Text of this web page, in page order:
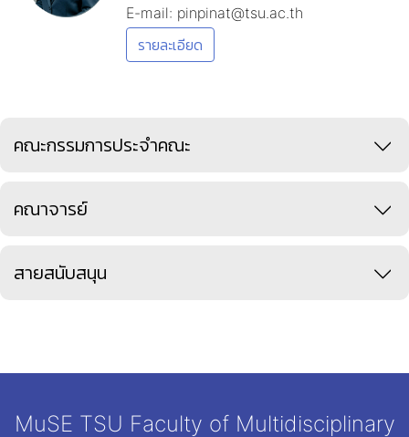
E-mail: pinpinat@tsu.ac.th
รายละเอียด
คณะกรรมการประจำคณะ
คณาจารย์
สายสนับสนุน
MuSE TSU Faculty of Multidisciplinary